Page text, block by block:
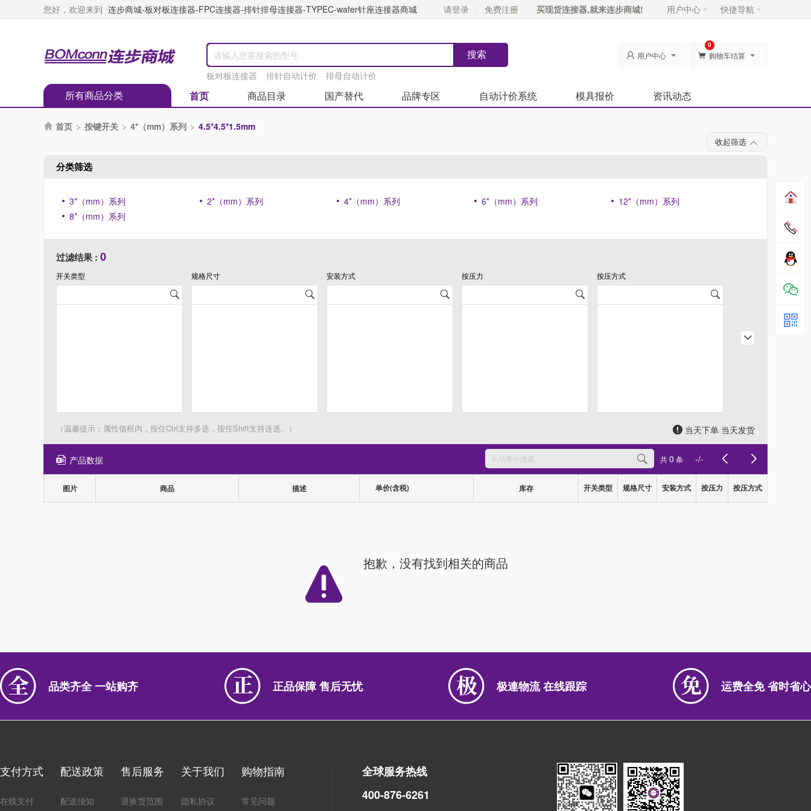
您好，欢迎来到 连步商城-板对板连接器-FPC连接器-排针排母连接器-TYPEC-wafer针座连接器商城 请登录 免费注册 买现货连接器,就来连步商城! 用户中心 快捷导航
板对板连接器 排针自动计价 排母自动计价
 用户中心  购物车结算
0
所有商品分类 首页 商品目录 国产替代 品牌专区 自动计价系统 模具报价 资讯动态
 首页 > 按键开关 > 4*（mm）系列 > 4.5*4.5*1.5mm
收起筛选
分类筛选
3*（mm）系列 2*（mm）系列 4*（mm）系列 6*（mm）系列
12*（mm）系列
8*（mm）系列
过滤结果 : 0
开关类型 规格尺寸 安装方式 按压力 按压方式
（温馨提示：属性值框内，按住Ctrl支持多选，按住Shift支持连选。） 当天下单 当天发货
产品数据 共0 条 -/-
图片 商品 描述 单价(含税) 库存 开关类型 规格尺寸 安装方式 按压力 按压方式
抱歉，没有找到相关的商品
品类齐全 一站购齐 正品保障 售后无忧 极連物流 在线跟踪 运费全免 省时省心
支付方式
在线支付
配送政策
配送须知
售后服务
退换货范围
关于我们
隐私协议
购物指南
常见问题
全球服务热线
400-876-6261